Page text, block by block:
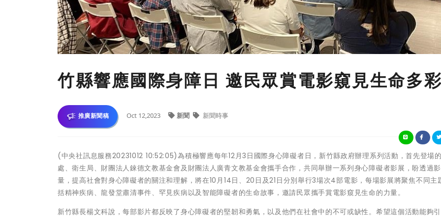
竹縣響應國際身障日 邀民眾賞電影窺見生命多
推廣新聞稿 Oct 12,2023 新聞 新聞時事
(中央社訊息服務20231012 10:52:05)為積極響應每年12月3日國際身心障礙者日，新竹縣政府辦理系列活動，首先登場
處、衛生局、財團法人錸德文教基金會及財團法人廣青文教基金會攜手合作，共同舉辦一系列身心障礙者影展，盼透過
量，提高社會對身心障礙者的關注和理解，將在10月14日、20日及21日分別舉行3場次4部電影，每場影展將聚焦不同主
括精神疾病、龍發堂肅清事件、罕見疾病以及智能障礙者的生命故事，邀請民眾攜手賞電影窺見生命的力量。
新竹縣長楊文科說，每部影片都反映了身心障礙者的堅韌和勇氣，以及他們在社會中的不可或缺性。希望這個活動能夠